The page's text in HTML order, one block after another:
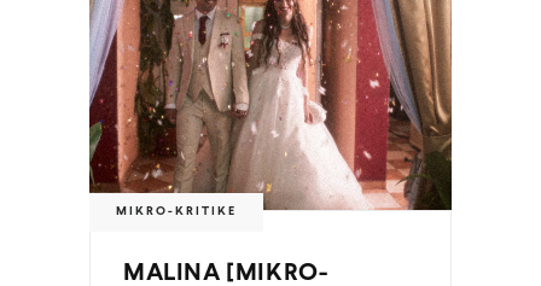
MIKRO-KRITIKE
MALINA [MIKRO-